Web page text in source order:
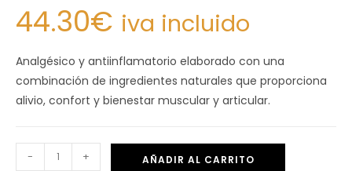
44.30€ iva incluido
Analgésico y antiinflamatorio elaborado con una
combinación de ingredientes naturales que proporciona
alivio, confort y bienestar muscular y articular.
- + AÑADIR AL CARRITO